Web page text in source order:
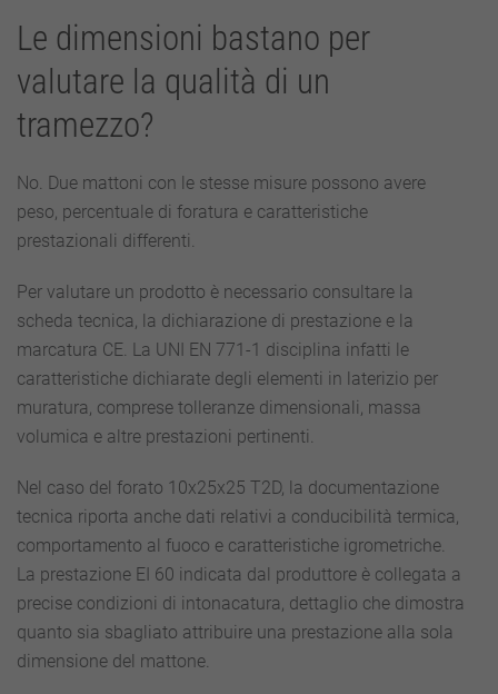
Le dimensioni bastano per
valutare la qualità di un
tramezzo?
No. Due mattoni con le stesse misure possono avere
peso, percentuale di foratura e caratteristiche
prestazionali differenti.
Per valutare un prodotto è necessario consultare la
scheda tecnica, la dichiarazione di prestazione e la
marcatura CE. La UNI EN 771-1 disciplina infatti le
caratteristiche dichiarate degli elementi in laterizio per
muratura, comprese tolleranze dimensionali, massa
volumica e altre prestazioni pertinenti.
Nel caso del forato 10x25x25 T2D, la documentazione
tecnica riporta anche dati relativi a conducibilità termica,
comportamento al fuoco e caratteristiche igrometriche.
La prestazione EI 60 indicata dal produttore è collegata a
precise condizioni di intonacatura, dettaglio che dimostra
quanto sia sbagliato attribuire una prestazione alla sola
dimensione del mattone.